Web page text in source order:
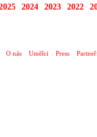
2024 2023 2022
O nás Umělci Press Partneři